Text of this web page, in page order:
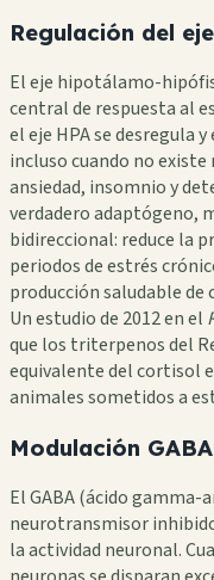
Regulación del
El eje hipotálamo-
central de respuesta al
el eje HPA se desregula
incluso cuando no
ansiedad, insomnio y
verdadero adaptógeno,
bidireccional: reduce la
periodos de estrés
producción saludable
Un estudio de 2012 en el
que los triterpenos del
equivalente del cortisol
animales sometidos a
Modulación
El GABA (ácido
neurotransmisor
la actividad neuronal.